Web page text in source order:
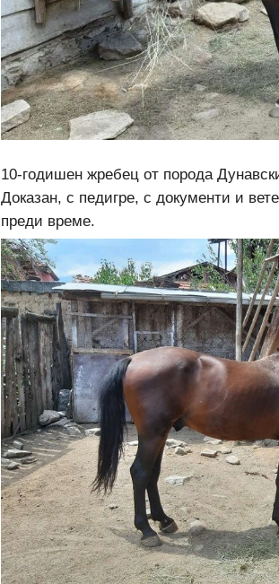
10-годишен жребец от порода
Доказан, с педигре, с документи и
преди време.